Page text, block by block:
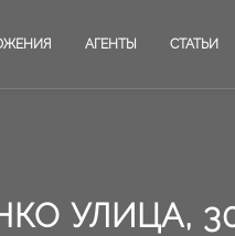
АГЕНТЫ СТАТЬИ
УЛИЦА,